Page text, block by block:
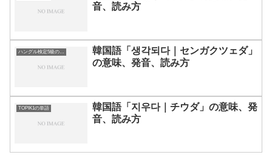
音、読み方
ハングル検定5級の単語
韓国語「생각되다｜センガクツェダ」
の意味、発音、読み方
TOPIK1の単語
韓国語「지우다｜チウダ」の意味、発
音、読み方